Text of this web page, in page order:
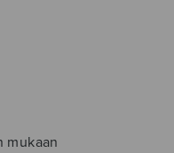
mukaan